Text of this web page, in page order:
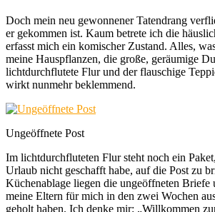
Doch mein neu gewonnener Tatendrang
er gekommen ist. Kaum betrete ich die
erfasst mich ein komischer Zustand. Alles,
meine Hauspflanzen, die große, geräumige
lichtdurchflutete Flur und der flauschige
wirkt nunmehr beklemmend.
Ungeöffnete Post
Im lichtdurchfluteten Flur steht noch ein
Urlaub nicht geschafft habe, auf die Post zu
Küchenablage liegen die ungeöffneten Briefe
meine Eltern für mich in den zwei Wochen
geholt haben. Ich denke mir: „Willkommen